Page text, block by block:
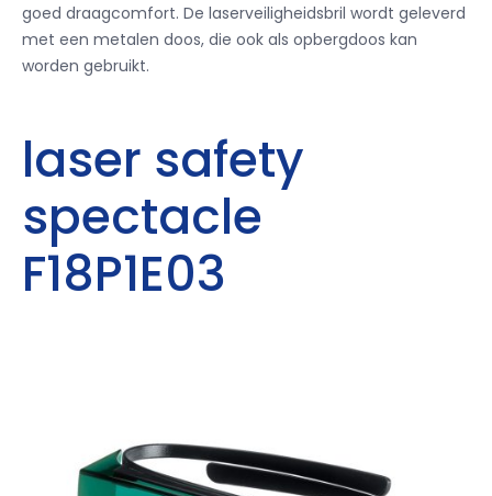
goed draagcomfort. De laserveiligheidsbril wordt geleverd
met een metalen doos, die ook als opbergdoos kan
worden gebruikt.
laser safety
spectacle
F18P1E03